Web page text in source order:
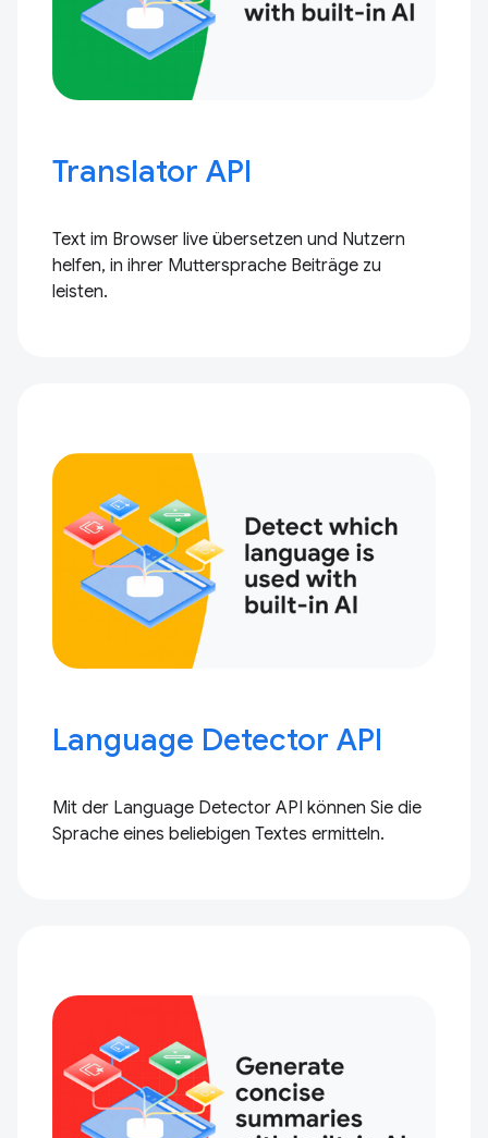
Translator API
Text im Browser live übersetzen und Nutzern
helfen, in ihrer Muttersprache Beiträge zu
leisten.
Language Detector API
Mit der Language Detector API können Sie die
Sprache eines beliebigen Textes ermitteln.